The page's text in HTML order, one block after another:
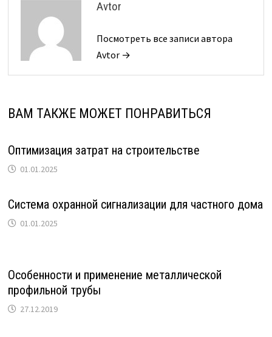
Avtor
Посмотреть все записи автора
Avtor →
ВАМ ТАКЖЕ МОЖЕТ ПОНРАВИТЬСЯ
Оптимизация затрат на строительстве
01.01.2025
Система охранной сигнализации для частного дома
01.01.2025
Особенности и применение металлической
профильной трубы
27.12.2019